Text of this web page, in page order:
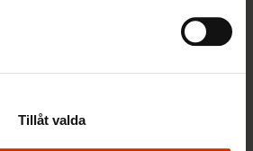
Tillåt valda
En gång stuvare, alltid